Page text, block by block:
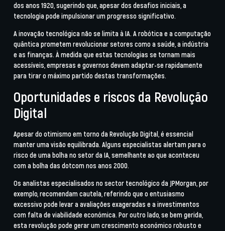
dos anos 1920, sugerindo que, apesar dos desafios iniciais, a
tecnologia pode impulsionar um progresso significativo.
A inovação tecnológica não se limita à IA. A robótica e a computação
quântica prometem revolucionar setores como a saúde, a indústria
e as finanças. À medida que estas tecnologias se tornam mais
acessíveis, empresas e governos devem adaptar-se rapidamente
para tirar o máximo partido destas transformações.
Oportunidades e riscos da Revolução
Digital
Apesar do otimismo em torno da Revolução Digital, é essencial
manter uma visão equilibrada. Alguns especialistas alertam para o
risco de uma bolha no setor da IA, semelhante ao que aconteceu
com a bolha das dotcom nos anos 2000.
Os analistas especialisados no sector tecnológico da JPMorgan, por
exemplo, recomendam cautela, referindo que o entusiasmo
excessivo pode levar a avaliações exageradas e a investimentos
com falta de viabilidade económica. Por outro lado, se bem gerida,
esta revolução pode gerar um crescimento económico robusto e